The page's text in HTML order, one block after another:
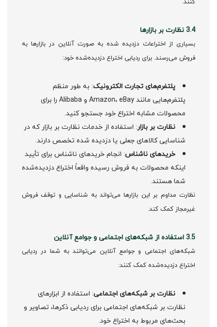
3.4 نظارت بر بازارها
بسیاری از اختراعات دزدیده شده به صورت آنلاین در بازارها به
فروش می‌رسند. برای ردیابی اختراع دزدیده‌شده خود:
پلتفرم‌های تجارت الکترونیک: به طور منظم
پلتفرم‌هایی مانند Amazon، eBay و Alibaba را برای
محصولات مشابه اختراع خود جستجو کنید.
نظارت بر بازار: استفاده از خدمات نظارت بر بازار که در
شناسایی کالاهای جعلی یا دزدیده شده تخصص دارند.
خریدهای ناشناس: انجام خریدهای ناشناس برای تأیید
اینکه محصولات به فروش رسیده واقعاً اختراع دزدیده‌شده
شما هستند.
نظارت مداوم بر این بازارها می‌تواند به شناسایی و توقف فروش
غیرمجاز کمک کند.
3.5 استفاده از شبکه‌های اجتماعی و جوامع آنلاین
شبکه‌های اجتماعی و جوامع آنلاین می‌توانند به شما در ردیابی
اختراع دزدیده‌شده کمک کنند:
نظارت بر شبکه‌های اجتماعی: استفاده از ابزارهای
نظارت بر شبکه‌های اجتماعی برای ردیابی ذکرها، تصاویر و
بحث‌های مربوط به اختراع خود.